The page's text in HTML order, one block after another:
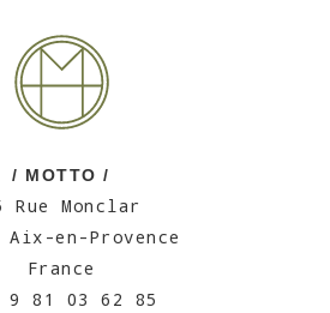
/ MOTTO /
Rue Monclar
Aix-en-Provence
France
9 81 03 62 85